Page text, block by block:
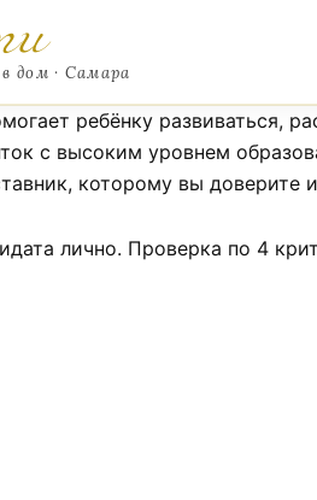
дом · Самара
ребёнку развиваться,
с высоким уровнем
которому вы доверите
лично. Проверка по 4